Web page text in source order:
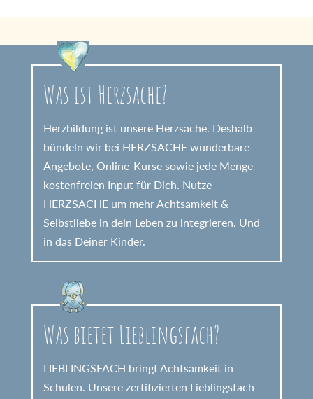
Was ist Herzsache?
Herzbildung ist unsere Herzsache. Deshalb
bündeln wir bei HERZSACHE wunderbare
Angebote, Online-Kurse sowie jede Menge
kostenfreien Input für Dich. Nutze
HERZSACHE um mehr Achtsamkeit &
Selbstliebe in dein Leben zu integrieren. Und
in das Deiner Kinder.
Was bietet Lieblingsfach?
LIEBLINGSFACH bringt Achtsamkeit in
Schulen. Unsere zertifizierten Lieblingsfach-